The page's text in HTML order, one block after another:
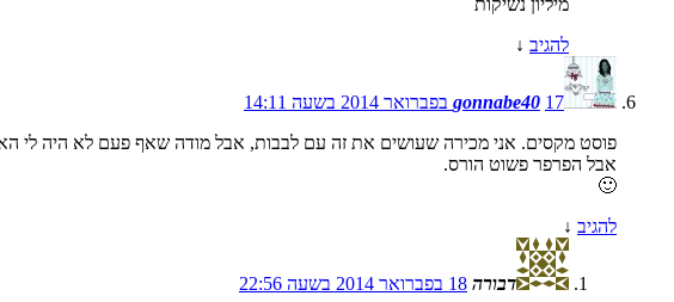
להגיב ↓
gonnabe40 17 בפברואר 2014 בשעה 14:11
פוסט מקסים. אני מכירה שעושים את זה עם לבבות, אבל מודה שאף פעם לא היה לי
אבל הפרפר פשוט הורס.
🙂
להגיב ↓
דבורה 18 בפברואר 2014 בשעה 22:56